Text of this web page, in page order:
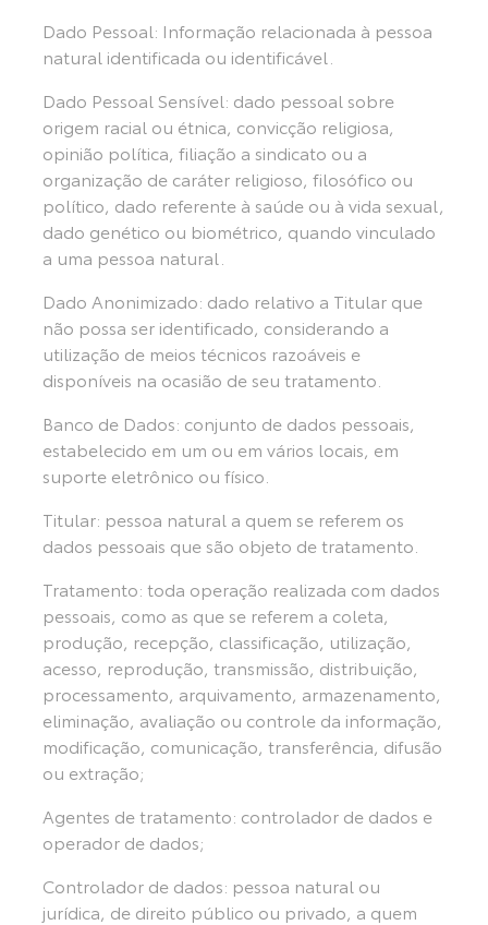
Dado Pessoal: Informação relacionada à pessoa
natural identificada ou identificável.
Dado Pessoal Sensível: dado pessoal sobre
origem racial ou étnica, convicção religiosa,
opinião política, filiação a sindicato ou a
organização de caráter religioso, filosófico ou
político, dado referente à saúde ou à vida sexual,
dado genético ou biométrico, quando vinculado
a uma pessoa natural.
Dado Anonimizado: dado relativo a Titular que
não possa ser identificado, considerando a
utilização de meios técnicos razoáveis e
disponíveis na ocasião de seu tratamento.
Banco de Dados: conjunto de dados pessoais,
estabelecido em um ou em vários locais, em
suporte eletrônico ou físico.
Titular: pessoa natural a quem se referem os
dados pessoais que são objeto de tratamento.
Tratamento: toda operação realizada com dados
pessoais, como as que se referem a coleta,
produção, recepção, classificação, utilização,
acesso, reprodução, transmissão, distribuição,
processamento, arquivamento, armazenamento,
eliminação, avaliação ou controle da informação,
modificação, comunicação, transferência, difusão
ou extração;
Agentes de tratamento: controlador de dados e
operador de dados;
Controlador de dados: pessoa natural ou
jurídica, de direito público ou privado, a quem